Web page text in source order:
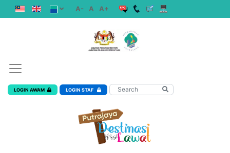
A- A A+
LOGIN AWAM LOGIN STAF